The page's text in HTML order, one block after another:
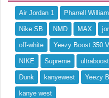
Air Jordan 1 Pharrell
Nike SB NMD MAX
off-white Yeezy Boost 350
NIKE Supreme ultraboost
Dunk kanyewest Yeezy
kanye west